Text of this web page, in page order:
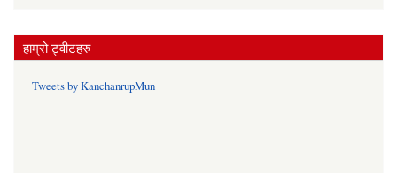
हाम्रो ट्वीटहरु
Tweets by KanchanrupMun